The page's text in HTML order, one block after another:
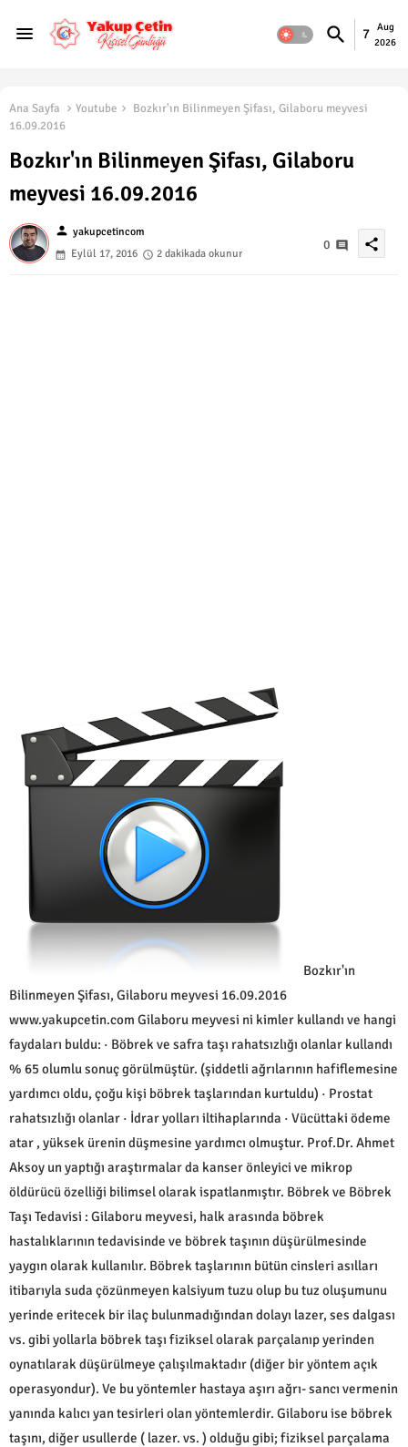
7
Aug
2026
Ana Sayfa Youtube
Bozkır'ın Bilinmeyen Şifası, Gilaboru meyvesi
16.09.2016
Bozkır'ın Bilinmeyen Şifası, Gilaboru
meyvesi 16.09.2016
person yakupcetincom
Eylül 17, 2016
2 dakikada okunur
0 share
Bozkır'ın
Bilinmeyen Şifası, Gilaboru meyvesi 16.09.2016
www.yakupcetin.com Gilaboru meyvesi ni kimler kullandı ve hangi
faydaları buldu: · Böbrek ve safra taşı rahatsızlığı olanlar kullandı
% 65 olumlu sonuç görülmüştür. (şiddetli ağrılarının hafiflemesine
yardımcı oldu, çoğu kişi böbrek taşlarından kurtuldu) · Prostat
rahatsızlığı olanlar · İdrar yolları iltihaplarında · Vücüttaki ödeme
atar , yüksek ürenin düşmesine yardımcı olmuştur. Prof.Dr. Ahmet
Aksoy un yaptığı araştırmalar da kanser önleyici ve mikrop
öldürücü özelliği bilimsel olarak ispatlanmıştır. Böbrek ve Böbrek
Taşı Tedavisi : Gilaboru meyvesi, halk arasında böbrek
hastalıklarının tedavisinde ve böbrek taşının düşürülmesinde
yaygın olarak kullanılır. Böbrek taşlarının bütün cinsleri asılları
itibarıyla suda çözünmeyen kalsiyum tuzu olup bu tuz oluşumunu
yerinde eritecek bir ilaç bulunmadığından dolayı lazer, ses dalgası
vs. gibi yollarla böbrek taşı fiziksel olarak parçalanıp yerinden
oynatılarak düşürülmeye çalışılmaktadır (diğer bir yöntem açık
operasyondur). Ve bu yöntemler hastaya aşırı ağrı- sancı vermenin
yanında kalıcı yan tesirleri olan yöntemlerdir. Gilaboru ise böbrek
taşını, diğer usullerde ( lazer. vs. ) olduğu gibi; fiziksel parçalama